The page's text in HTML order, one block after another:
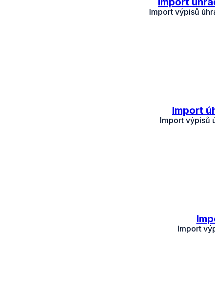
Import výpisů
Import
Import výpisů
Import